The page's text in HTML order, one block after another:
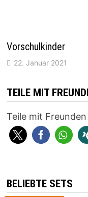
Vorschulkinder
22. Januar 2021
TEILE MIT
Teile mit Freunden
BELIEBTE SETS